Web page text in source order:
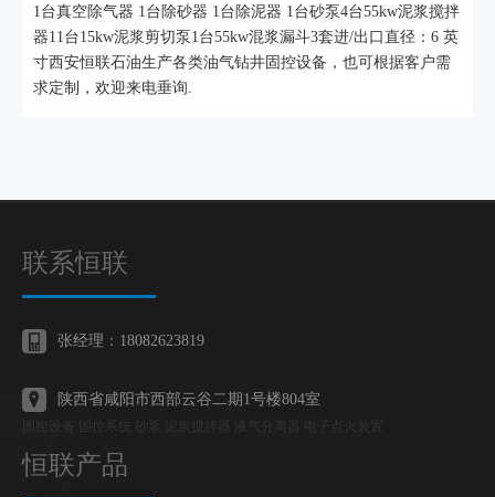
1台真空除气器 1台除砂器 1台除泥器 1台砂泵4台55kw泥浆搅拌
器11台15kw泥浆剪切泵1台55kw混浆漏斗3套进/出口直径：6 英
寸西安恒联石油生产各类油气钻井固控设备，也可根据客户需
求定制，欢迎来电垂询.
联系恒联
张经理：18082623819
陕西省咸阳市西部云谷二期1号楼804室
恒联产品